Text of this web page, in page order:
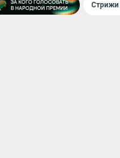
Стрижи